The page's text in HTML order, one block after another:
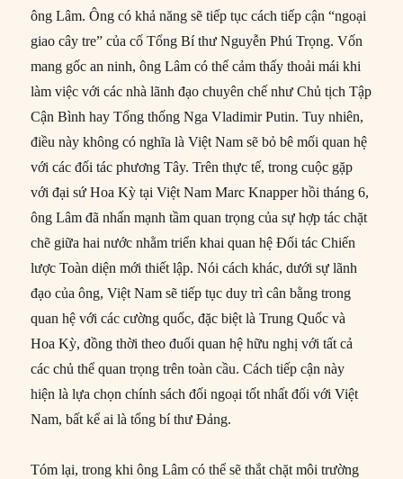
ông Lâm. Ông có khả năng sẽ tiếp tục cách tiếp cận “ngoại
giao cây tre” của cố Tổng Bí thư Nguyễn Phú Trọng. Vốn
mang gốc an ninh, ông Lâm có thể cảm thấy thoải mái khi
làm việc với các nhà lãnh đạo chuyên chế như Chủ tịch Tập
Cận Bình hay Tổng thống Nga Vladimir Putin. Tuy nhiên,
điều này không có nghĩa là Việt Nam sẽ bỏ bê mối quan hệ
với các đối tác phương Tây. Trên thực tế, trong cuộc gặp
với đại sứ Hoa Kỳ tại Việt Nam Marc Knapper hồi tháng 6,
ông Lâm đã nhấn mạnh tầm quan trọng của sự hợp tác chặt
chẽ giữa hai nước nhằm triển khai quan hệ Đối tác Chiến
lược Toàn diện mới thiết lập. Nói cách khác, dưới sự lãnh
đạo của ông, Việt Nam sẽ tiếp tục duy trì cân bằng trong
quan hệ với các cường quốc, đặc biệt là Trung Quốc và
Hoa Kỳ, đồng thời theo đuổi quan hệ hữu nghị với tất cả
các chủ thể quan trọng trên toàn cầu. Cách tiếp cận này
hiện là lựa chọn chính sách đối ngoại tốt nhất đối với Việt
Nam, bất kể ai là tổng bí thư Đảng.
Tóm lại, trong khi ông Lâm có thể sẽ thắt chặt môi trường